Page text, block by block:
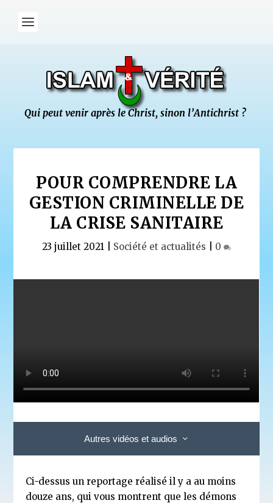
POUR COMPRENDRE LA
GESTION CRIMINELLE DE
LA CRISE SANITAIRE
23 juillet 2021 Société et actualités 0
Autres vidéos et audios
Ci-dessus un reportage réalisé il y a au moins
douze ans, qui vous montrent que les démons